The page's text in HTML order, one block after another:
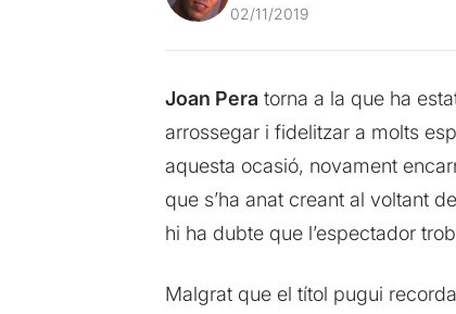
02/11/2019
Joan Pera torna a la que ha
arrossegar i fidelitzar a molts
aquesta ocasió, novament
que s’ha anat creant al voltant
hi ha dubte que l’espectador
Malgrat que el títol pugui